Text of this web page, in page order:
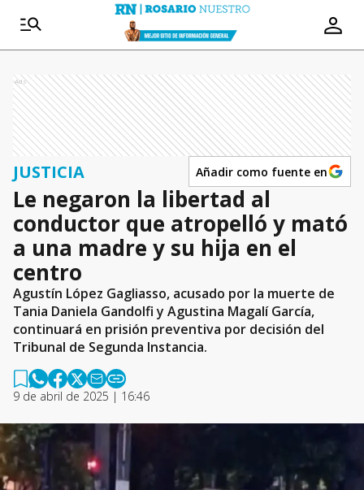
Ads
JUSTICIA Añadir como fuente en
Le negaron la libertad al
conductor que atropelló y mató
a una madre y su hija en el
centro
Agustín López Gagliasso, acusado por la muerte de
Tania Daniela Gandolfi y Agustina Magalí García,
continuará en prisión preventiva por decisión del
Tribunal de Segunda Instancia.
9 de abril de 2025 | 16:46